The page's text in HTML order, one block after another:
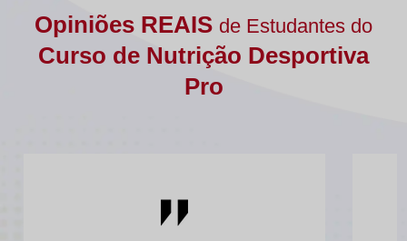
Opiniões REAIS de Estudantes do
Curso de Nutrição Desportiva
Pro